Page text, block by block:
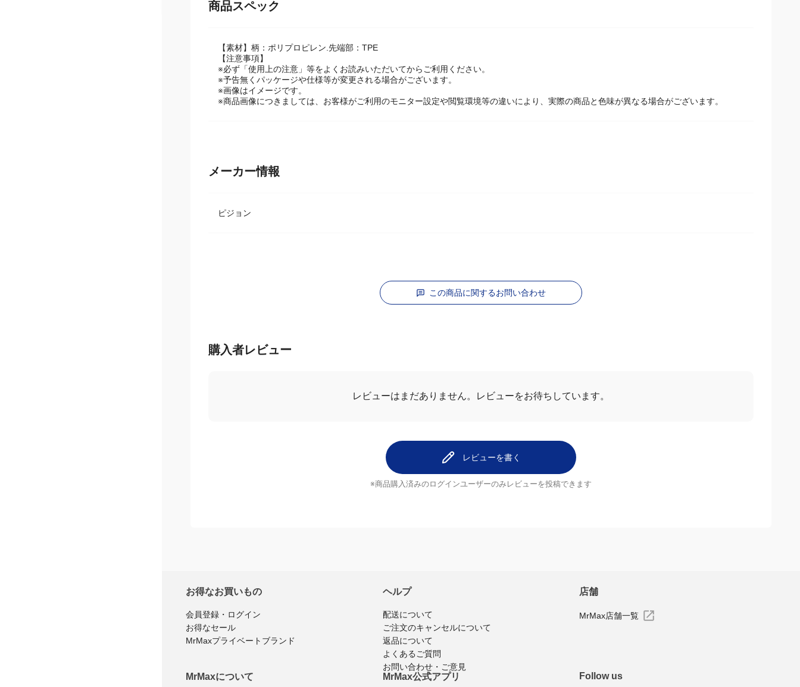
商品スペック
【素材】柄：ポリプロピレン.先端部：TPE
【注意事項】
※必ず「使用上の注意」等をよくお読みいただいてからご利用ください。
※予告無くパッケージや仕様等が変更される場合がございます。
※画像はイメージです。
※商品画像につきましては、お客様がご利用のモニター設定や閲覧環境等の違いにより、実際の商品と色味が異なる場合がございます。
メーカー情報
ピジョン
この商品に関するお問い合わせ
購入者レビュー
レビューはまだありません。 レビューをお待ちしています。
レビューを書く
※商品購入済みのログインユーザーのみ レビューを投稿できます
お得なお買いもの
会員登録・ログイン
お得なセール
MrMaxプライベートブランド
ヘルプ
配送について
ご注文のキャンセルについて
返品について
よくあるご質問
お問い合わせ・ご意見
店舗
MrMax店舗一覧
MrMaxについて MrMax公式アプリ Follow us